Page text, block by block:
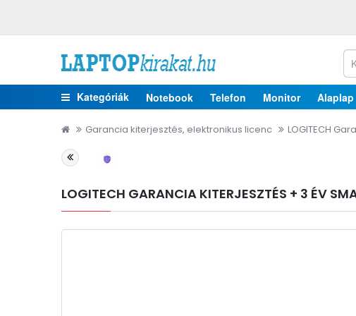
Kategóriák Notebook Telefon Monitor Alaplap
Garancia kiterjesztés, elektronikus licenc LOGITECH
LOGITECH GARANCIA KITERJESZTÉS + 3 ÉV